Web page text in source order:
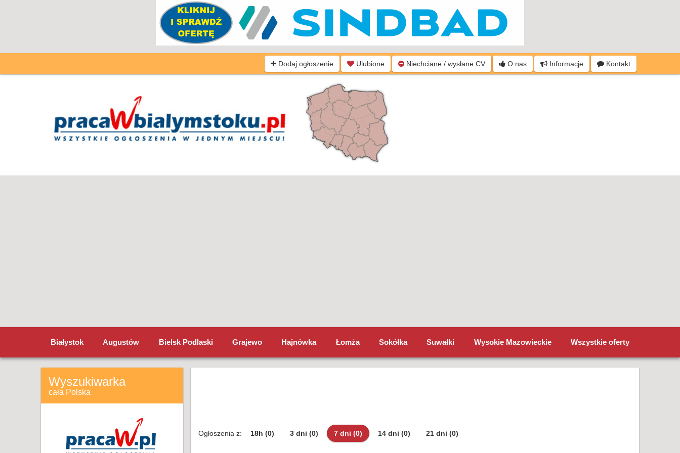
Dodaj ogłoszenie Ulubione Niechciane / wysłane CV O nas Informacje Kontakt
Białystok Augustów Bielsk Podlaski Grajewo Hajnówka Łomża Sokółka Suwałki Wysokie Mazowieckie Wszystkie oferty
Wyszukiwarka
cała Polska
Ogłoszenia z: 18h (0) 3 dni (0) 7 dni (0) 14 dni (0) 21 dni (0)